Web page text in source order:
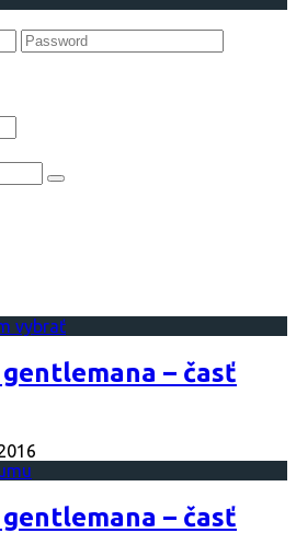
– časť
– časť